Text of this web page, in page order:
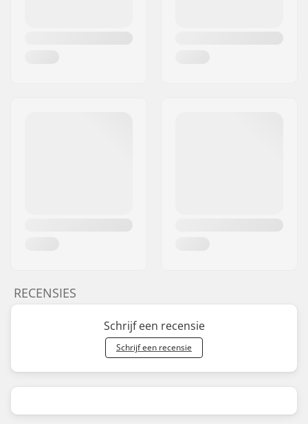
RECENSIES
Schrijf een recensie
Schrijf een recensie